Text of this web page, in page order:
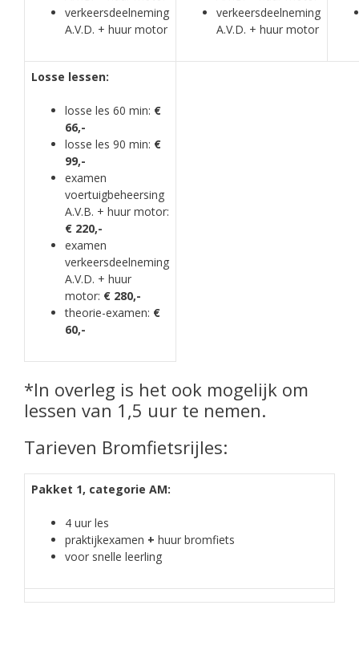
verkeersdeelneming
A.V.D. + huur motor
verkeersdeelneming
A.V.D. + huur motor
Losse lessen:
losse les 60 min: €
66,-
losse les 90 min: €
99,-
examen
voertuigbeheersing
A.V.B. + huur motor:
€ 220,-
examen
verkeersdeelneming
A.V.D. + huur
motor: € 280,-
theorie-examen: €
60,-
*In overleg is het ook mogelijk om
lessen van 1,5 uur te nemen.
Tarieven Bromfietsrijles:
Pakket 1, categorie AM:
4 uur les
praktijkexamen + huur bromfiets
voor snelle leerling